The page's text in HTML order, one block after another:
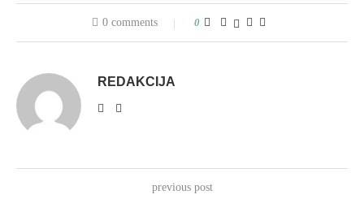
0 comments 0
REDAKCIJA
previous post